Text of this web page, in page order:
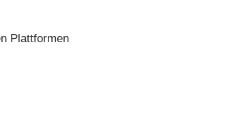
Plattformen